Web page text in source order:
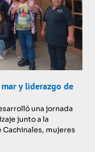
y liderazgo de
una jornada
junto a la
mujeres